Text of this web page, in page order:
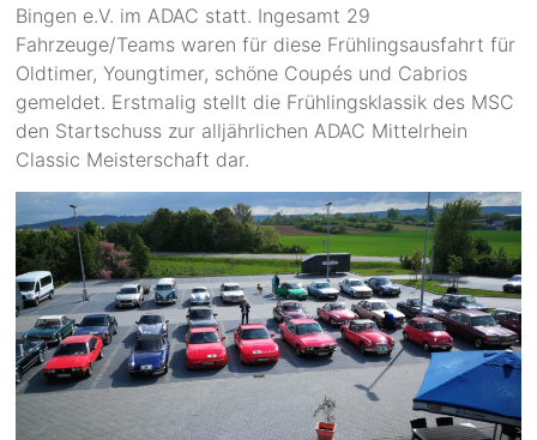
Bingen e.V. im ADAC statt. Ingesamt 29
Fahrzeuge/Teams waren für diese Frühlingsausfahrt für
Oldtimer, Youngtimer, schöne Coupés und Cabrios
gemeldet. Erstmalig stellt die Frühlingsklassik des MSC
den Startschuss zur alljährlichen ADAC Mittelrhein
Classic Meisterschaft dar.